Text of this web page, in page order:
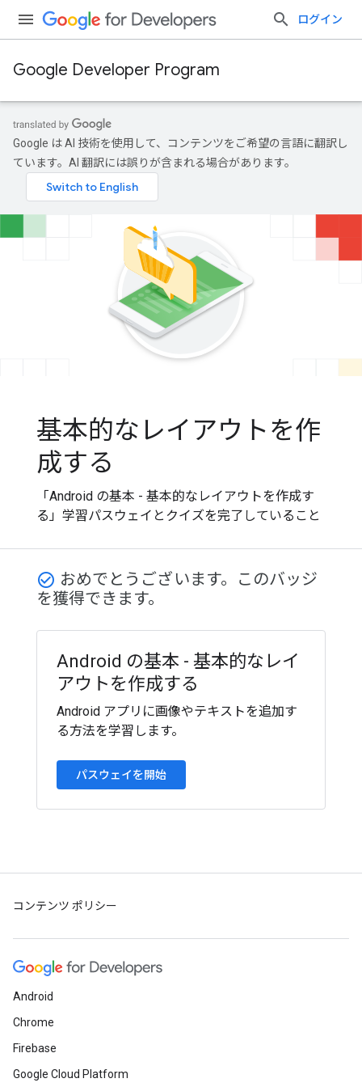
ログイン
Google Developer Program
Google は AI 技術を使用して、コンテンツをご希望の言語に翻訳し
ています。AI 翻訳には誤りが含まれる場合があります。
基本的なレイアウトを作
成する
「Android の基本 - 基本的なレイアウトを作成す
る」学習パスウェイとクイズを完了していること
check_circle_outline おめでとうございます。このバッジ
を獲得できます。
Android の基本 - 基本的なレイ
アウトを作成する
Android アプリに画像やテキストを追加す
る方法を学習します。
パスウェイを開始
コンテンツ ポリシー
Android
Chrome
Firebase
Google Cloud Platform